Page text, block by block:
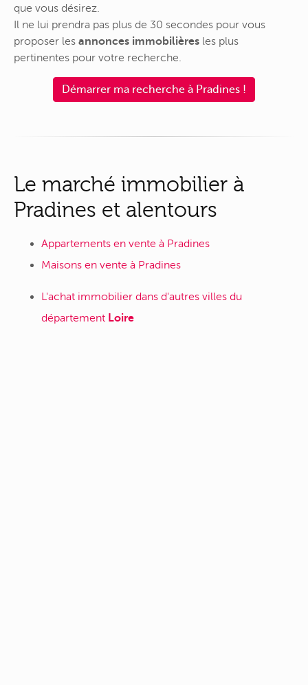
que vous désirez.
Il ne lui prendra pas plus de 30 secondes pour vous
proposer les annonces immobilières les plus
pertinentes pour votre recherche.
Démarrer ma recherche à Pradines !
Le marché immobilier à
Pradines et alentours
Appartements en vente à Pradines
Maisons en vente à Pradines
L'achat immobilier dans d'autres villes du
département Loire